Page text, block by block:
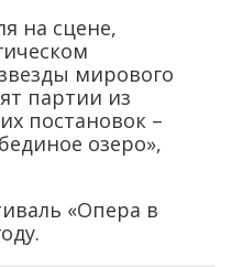
на сцене,
мирового
партии из
постановок –
озеро»,
«Опера в